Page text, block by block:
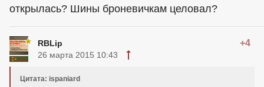
открылась? Шины броневичкам целовал?
RBLip +4
26 марта 2015 10:43
Цитата: ispaniard